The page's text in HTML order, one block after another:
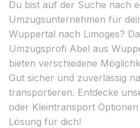
Du bist auf der Suche nach
Umzugsunternehmen für
Wuppertal nach Limoges?
Umzugsprofi Abel aus
bieten verschiedene
Gut sicher und zuverlässig
transportieren. Entdecke
oder Kleintransport
Lösung für dich!